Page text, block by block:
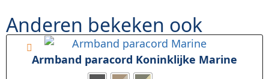
Anderen bekeken ook
Armband paracord Koninklijke Marine